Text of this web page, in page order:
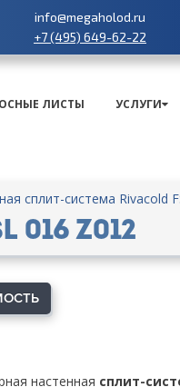
info@megaholod.ru
+7 (495) 649-62-22
ЛИСТЫ УСЛУГИ
сплит-система Rivacold
Z012
настенная сплит-